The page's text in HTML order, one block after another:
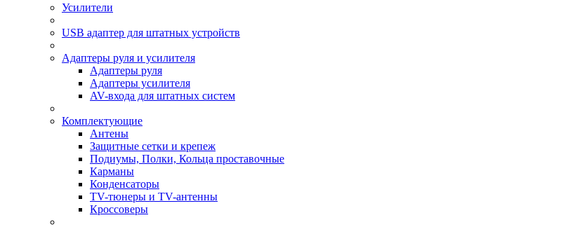
Усилители
USB адаптер для штатных устройств
Адаптеры руля и усилителя
Адаптеры руля
Адаптеры усилителя
AV-входа для штатных систем
Комплектующие
Антены
Защитные сетки и крепеж
Подиумы, Полки, Кольца проставочные
Карманы
Конденсаторы
TV-тюнеры и TV-антенны
Кроссоверы